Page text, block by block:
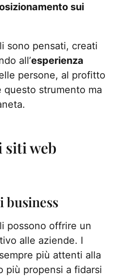
sui
sono pensati, creati
all’esperienza
persone, al profitto
questo strumento ma
siti web
business
possono offrire un
alle aziende. I
più attenti alla
più propensi a fidarsi